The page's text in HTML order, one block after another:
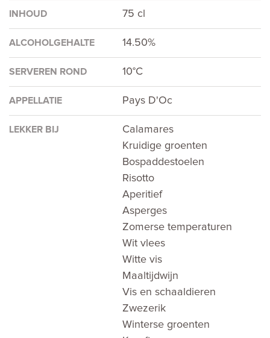
INHOUD 75 cl
ALCOHOLGEHALTE 14.50%
SERVEREN ROND 10°C
APPELLATIE Pays D'Oc
LEKKER BIJ
Calamares
Kruidige groenten
Bospaddestoelen
Risotto
Aperitief
Asperges
Zomerse temperaturen
Wit vlees
Witte vis
Maaltijdwijn
Vis en schaaldieren
Zwezerik
Winterse groenten